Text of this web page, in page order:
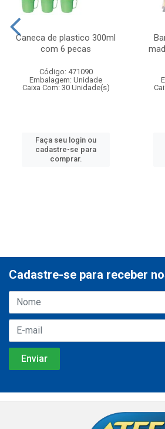
Caneca de plastico 300ml
com 6 pecas
Código: 471090
Embalagem: Unidade
Caixa Com: 30 Unidade(s)
Faça seu login ou
cadastre-se para
comprar.
Cadastre-se para receber